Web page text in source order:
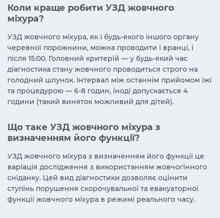
Коли краще робити УЗД жовчного
міхура?
УЗД жовчного міхура, як і будь-якого іншого органу
черевної порожнини, можна проводити і вранці, і
після 15:00. Головний критерій — у будь-який час
діагностика стану жовчного проводиться строго на
голодний шлунок. Інтервал між останнім прийомом їжі
та процедурою — 6-8 годин, іноді допускається 4
години (такий виняток можливий для дітей).
Що таке УЗД жовчного міхура з
визначенням його функції?
УЗД жовчного міхура з визначенням його функції це
варіація дослідження з використанням жовчогінного
сніданку. Цей вид діагностики дозволяє оцінити
ступінь порушення скорочувальної та евакуаторної
функції жовчного міхура в режимі реального часу.